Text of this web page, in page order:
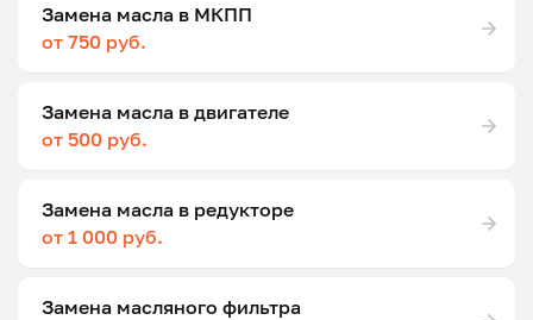
Замена масла в МКПП
от 750 руб.
Замена масла в двигателе
от 500 руб.
Замена масла в редукторе
от 1 000 руб.
Замена масляного фильтра